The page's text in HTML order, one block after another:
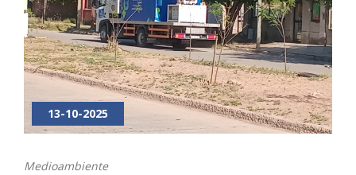
13-10-2025
Medioambiente